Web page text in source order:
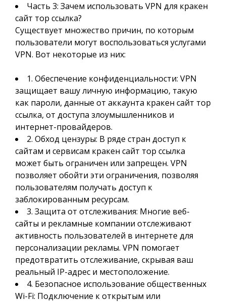
Часть 3: Зачем использовать VPN для кракен
сайт тор ссылка?
Существует множество причин, по которым
пользователи могут воспользоваться услугами
VPN. Вот некоторые из них:
1. Обеспечение конфиденциальности: VPN
защищает вашу личную информацию, такую
как пароли, данные от аккаунта кракен сайт тор
ссылка, от доступа злоумышленников и
интернет-провайдеров.
2. Обход цензуры: В ряде стран доступ к
сайтам и сервисам кракен сайт тор ссылка
может быть ограничен или запрещен. VPN
позволяет обойти эти ограничения, позволяя
пользователям получать доступ к
заблокированным ресурсам.
3. Защита от отслеживания: Многие веб-
сайты и рекламные компании отслеживают
активность пользователей в интернете для
персонализации рекламы. VPN помогает
предотвратить отслеживание, скрывая ваш
реальный IP-адрес и местоположение.
4. Безопасное использование общественных
Wi-Fi: Подключение к открытым или